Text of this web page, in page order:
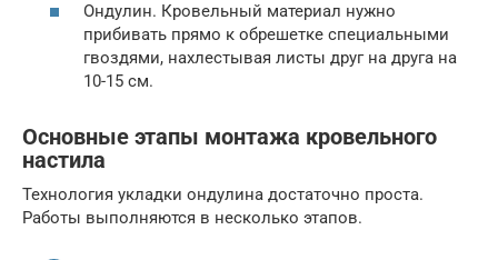
Ондулин. Кровельный материал нужно
прибивать прямо к обрешетке специальными
гвоздями, нахлестывая листы друг на друга на
10-15 см.
Основные этапы монтажа кровельного
настила
Технология укладки ондулина достаточно проста.
Работы выполняются в несколько этапов.